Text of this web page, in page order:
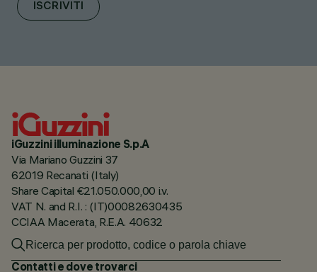
ISCRIVITI
iGuzzini illuminazione S.p.A
Via Mariano Guzzini 37
62019 Recanati (Italy)
Share Capital €21.050.000,00 i.v.
VAT N. and R.I. : (IT)00082630435
CCIAA Macerata, R.E.A. 40632
Contatti e dove trovarci